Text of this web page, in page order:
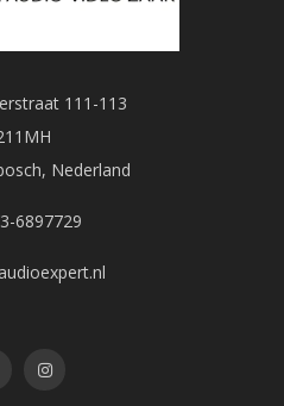
111-113
Nederland
6897729